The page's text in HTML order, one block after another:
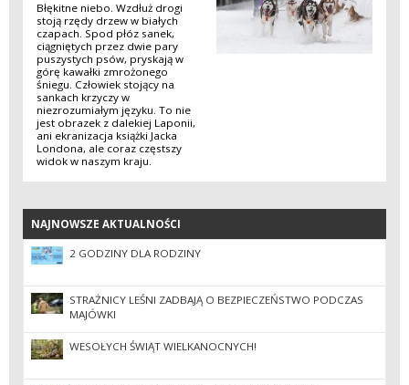
Błękitne niebo. Wzdłuż drogi
stoją rzędy drzew w białych
czapach. Spod płóz sanek,
ciągniętych przez dwie pary
puszystych psów, pryskają w
górę kawałki zmrożonego
śniegu. Człowiek stojący na
sankach krzyczy w
niezrozumiałym języku. To nie
jest obrazek z dalekiej Laponii,
ani ekranizacja książki Jacka
Londona, ale coraz częstszy
widok w naszym kraju.
NAJNOWSZE AKTUALNOŚCI
NAJNOWSZE AKTUALNOŚCI
2 GODZINY DLA RODZINY
STRAŻNICY LEŚNI ZADBAJĄ O BEZPIECZEŃSTWO PODCZAS
MAJÓWKI
WESOŁYCH ŚWIĄT WIELKANOCNYCH!